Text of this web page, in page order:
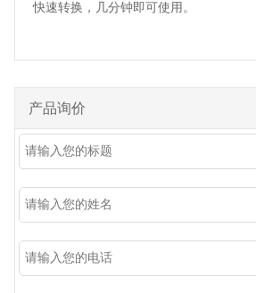
快速转换，几分钟即可使用。
产品询价